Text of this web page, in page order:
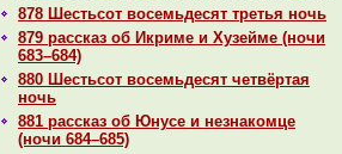
878 Шестьсот восемьдесят третья ночь
879 paссказ об Икриме и Хузейме (ночи
683–684)
880 Шестьсот восемьдесят четвёртая
ночь
881 paссказ об Юнусе и незнaкoмце
(ночи 684–685)